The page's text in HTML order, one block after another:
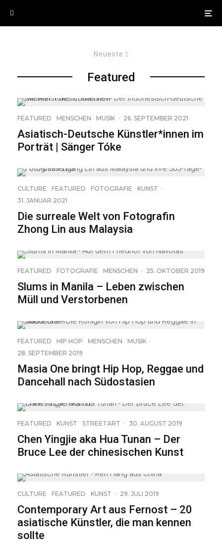
Neueste
Featured
FEATURED MENSCHEN MUSIK · 26. SEPTEMBER 2021
Asiatisch-Deutsche Künstler*innen im
Porträt | Sänger Tóke
CULTURE FEATURED FOTOGRAFIE KUNST ·
31. JANUAR 2021
Die surreale Welt von Fotografin
Zhong Lin aus Malaysia
11
FEATURED FOTOGRAFIE MENSCHEN · 25. OKTOBER 2019
Slums in Manila – Leben zwischen
Müll und Verstorbenen
FEATURED HIP HOP MENSCHEN MUSIK ·
28. SEPTEMBER 2019
Masia One bringt Hip Hop, Reggae und
Dancehall nach Südostasien
23
FEATURED KUNST STREETART · 30. AUGUST 2019
Chen Yingjie aka Hua Tunan – Der
Bruce Lee der chinesischen Kunst
CULTURE FEATURED KUNST · 29. JULI 2019
Contemporary Art aus Fernost – 20
asiatische Künstler, die man kennen
sollte